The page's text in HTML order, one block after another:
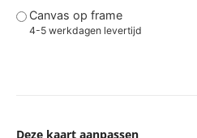
Canvas op frame
4-5 werkdagen levertijd
Deze kaart aanpassen